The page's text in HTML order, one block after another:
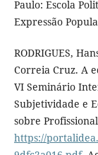
Paulo: Escola
Expressão
RODRIGUES,
Correia Cruz. A
VI Seminário
Subjetividade e
sobre
https://